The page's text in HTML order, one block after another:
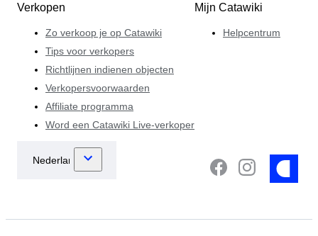
Verkopen
Zo verkoop je op Catawiki
Tips voor verkopers
Richtlijnen indienen objecten
Verkopersvoorwaarden
Affiliate programma
Word een Catawiki Live-verkoper
Mijn Catawiki
Helpcentrum